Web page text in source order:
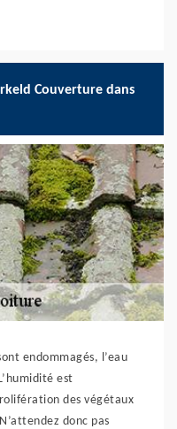
Couverture dans
endommagés, l’eau
est
des végétaux
donc pas